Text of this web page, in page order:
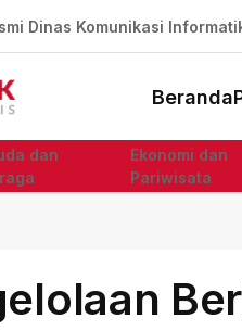
Dinas Komunikasi
Beranda
dan
Ekonomi dan
Pariwisata